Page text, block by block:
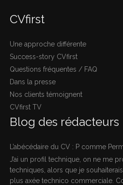
CVfirst
Une approche différente
Success-story CVfirst
Questions fréquentes / FAQ
Dans la presse
Nos clients témoignent
CVfirst TV
Blog des rédacteurs
L’abécédaire du CV : P comme
J’ai un profil technique, on ne me
techniques, alors que je
plus axée technico commerciale.